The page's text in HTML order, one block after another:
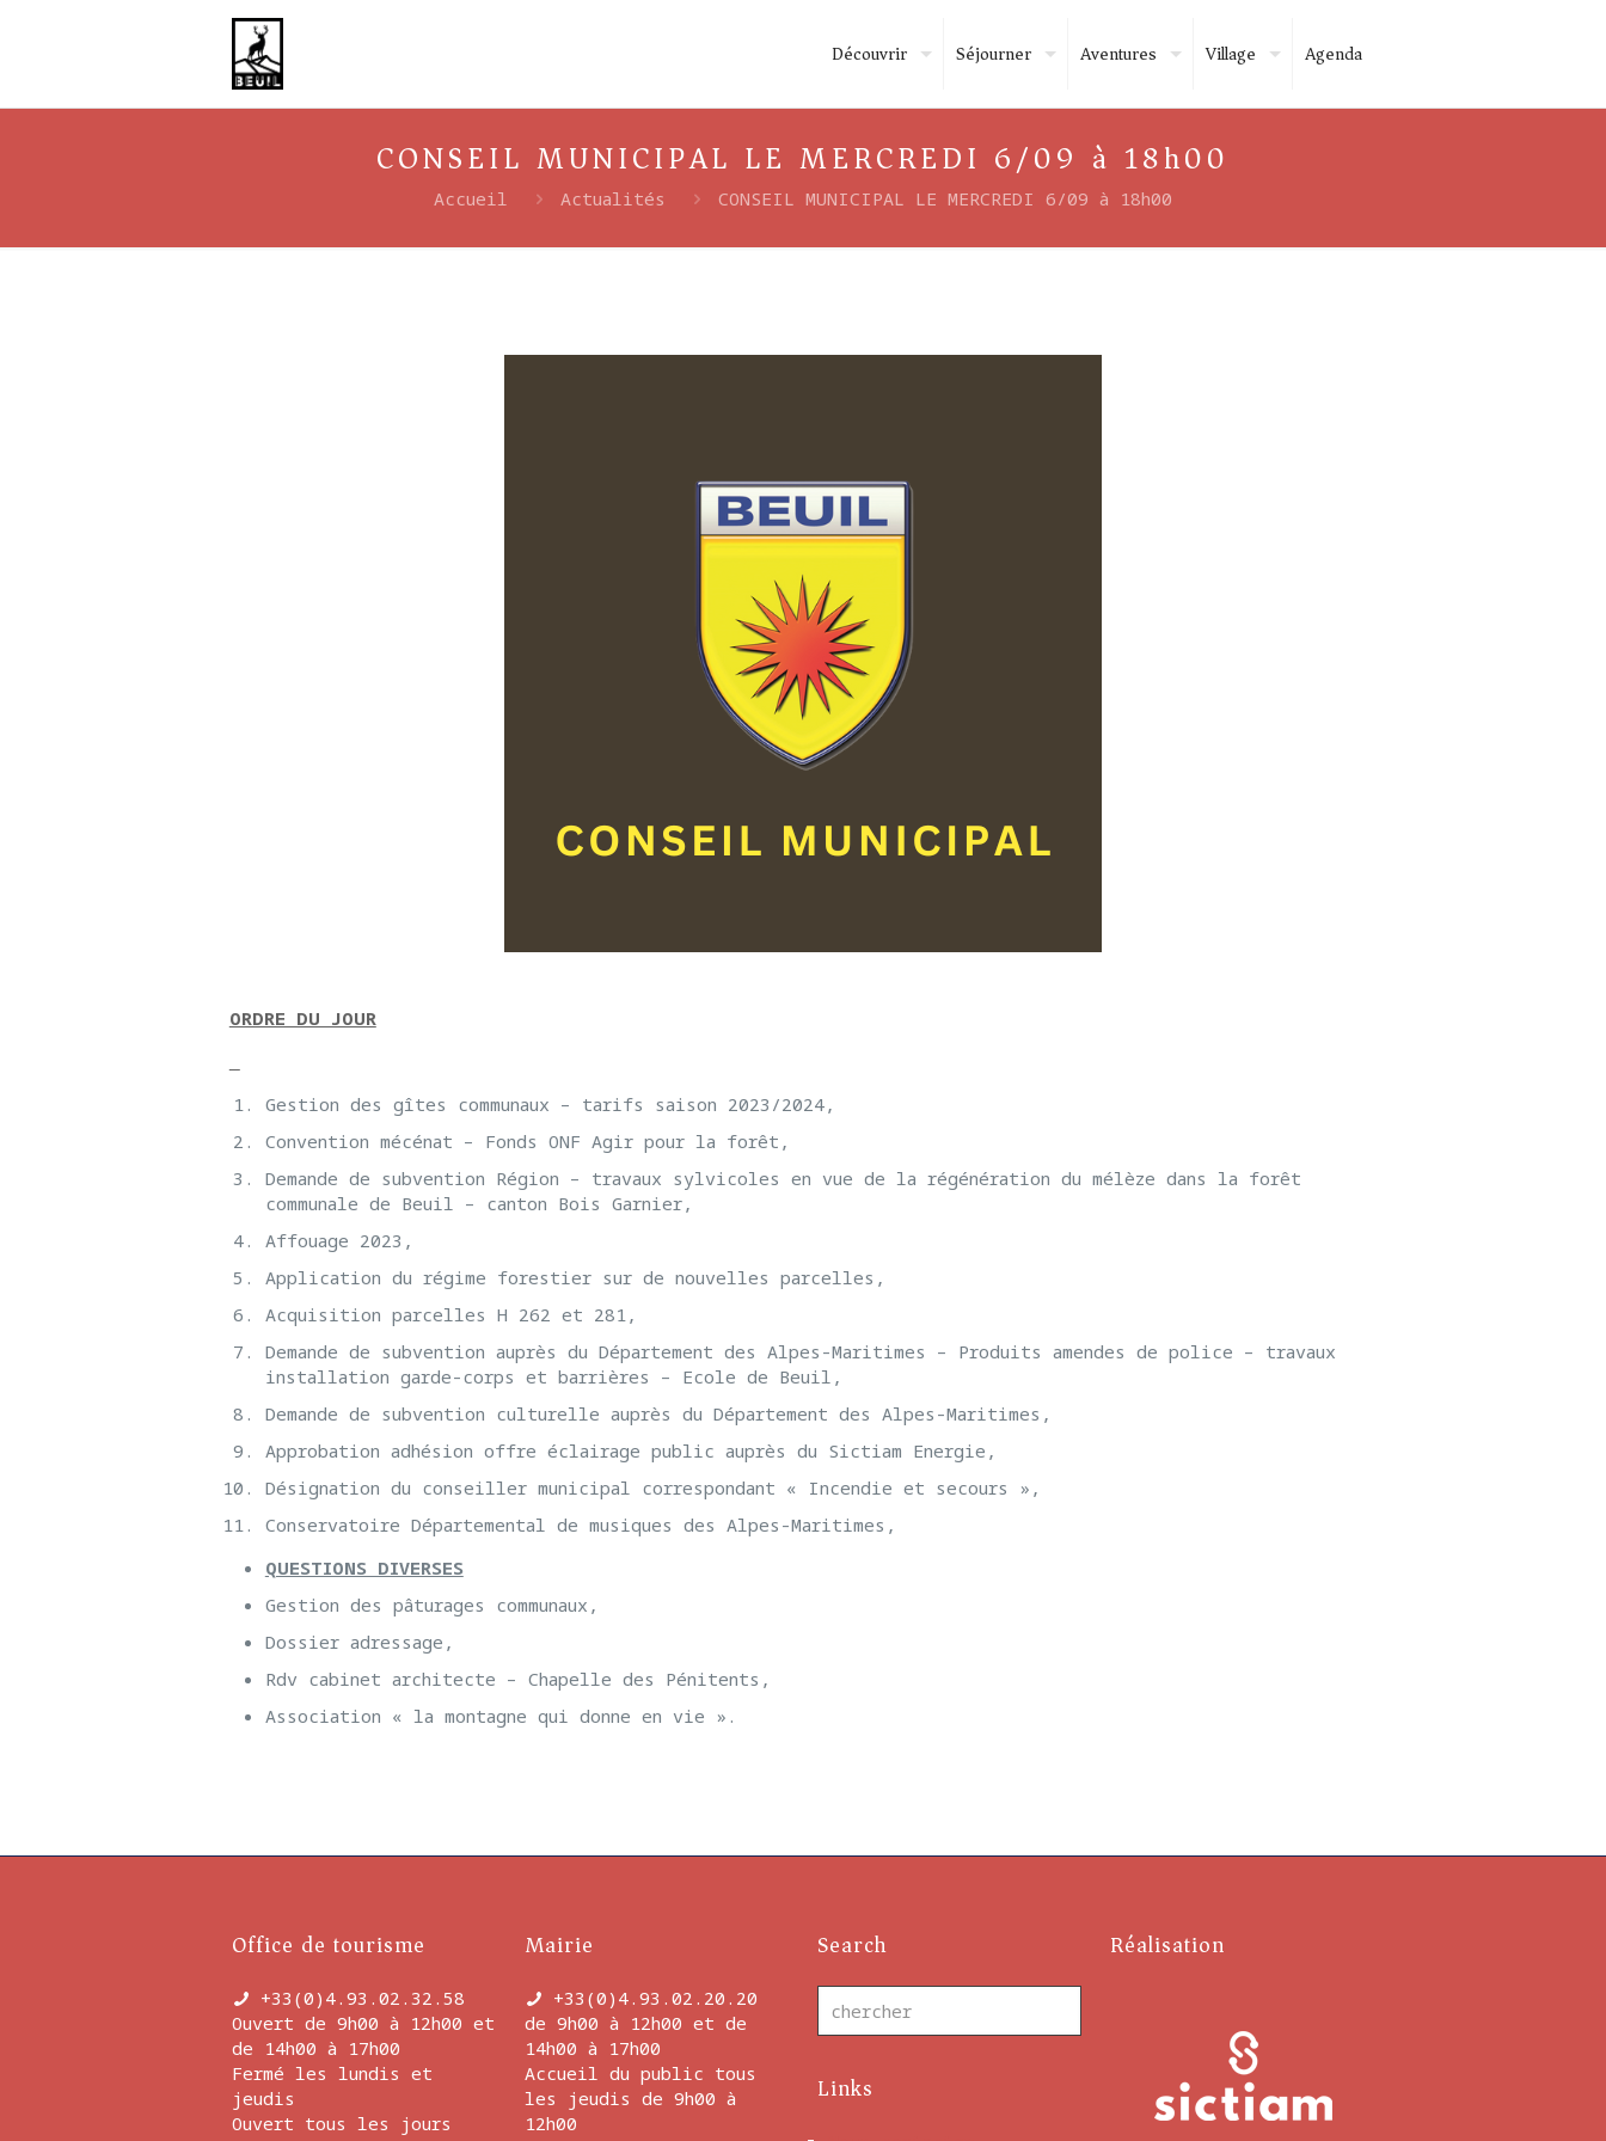
Découvrir Séjourner Aventures Village Agenda
CONSEIL MUNICIPAL LE MERCREDI 6/09 à 18h00
Accueil Actualités CONSEIL MUNICIPAL LE MERCREDI 6/09 à 18h00
ORDRE DU JOUR
Gestion des gîtes communaux – tarifs saison 2023/2024,
Convention mécénat – Fonds ONF Agir pour la forêt,
Demande de subvention Région – travaux sylvicoles en vue de la régénération du mélèze dans la forêt
communale de Beuil – canton Bois Garnier,
Affouage 2023,
Application du régime forestier sur de nouvelles parcelles,
Acquisition parcelles H 262 et 281,
Demande de subvention auprès du Département des Alpes-Maritimes – Produits amendes de police – travaux
installation garde-corps et barrières – Ecole de Beuil,
Demande de subvention culturelle auprès du Département des Alpes-Maritimes,
Approbation adhésion offre éclairage public auprès du Sictiam Energie,
Désignation du conseiller municipal correspondant « Incendie et secours »,
Conservatoire Départemental de musiques des Alpes-Maritimes,
QUESTIONS DIVERSES
Gestion des pâturages communaux,
Dossier adressage,
Rdv cabinet architecte – Chapelle des Pénitents,
Association « la montagne qui donne en vie ».
Office de tourisme
+33(0)4.93.02.32.58
Ouvert de 9h00 à 12h00 et
de 14h00 à 17h00
Fermé les lundis et
jeudis
Ouvert tous les jours
Mairie
+33(0)4.93.02.20.20
de 9h00 à 12h00 et de
14h00 à 17h00
Accueil du public tous
les jeudis de 9h00 à
12h00
Search
Links
Réalisation